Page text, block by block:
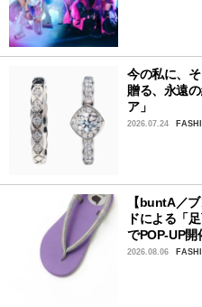
今の私に、
贈る、永遠
ア」
2026.07.24
【buntA／
ドによる「
でPOP-UP開
2026.08.06